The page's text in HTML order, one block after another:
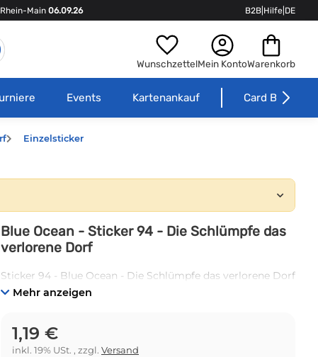
Main 06.09.26 B2B Hilfe DE
WunschzettelMein KontoWarenkorb
Events Kartenankauf Card Börse
Einzelsticker
Blue Ocean - Sticker 94 - Die Schlümpfe das
verlorene Dorf
Sticker 94 - Blue Ocean - Die Schlümpfe das verlorene Dorf
Mehr anzeigen
1,19 €
inkl. 19% USt. , zzgl. Versand